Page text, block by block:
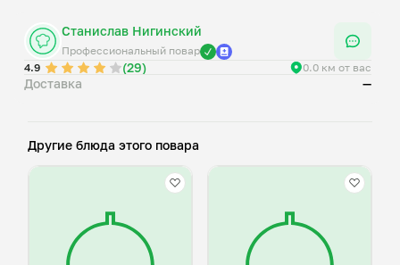
Станислав Нигинский
Профессиональный повар
4.9
(29) 0.0 км от вас
Доставка —
Другие блюда этого повара